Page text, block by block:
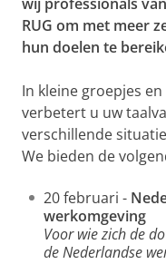
RUG om met meer
hun doelen te
In kleine groepjes
verbetert u uw
verschillende
We bieden de
20 februari -
werkomgeving
Voor wie zich de
de Nederlandse